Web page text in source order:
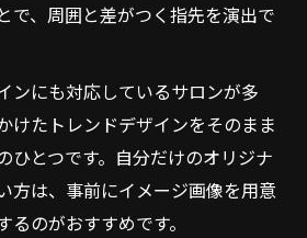
で、周囲と差がつく指先を演出で
ンにも対応しているサロンが多
けたトレンドデザインをそのまま
ひとつです。自分だけのオリジナ
方は、事前にイメージ画像を用意
のがおすすめです。